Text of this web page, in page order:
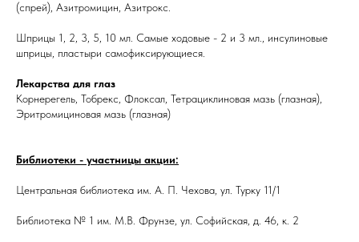
(спрей), Азитромицин, Азитрокс.
Шприцы 1, 2, 3, 5, 10 мл. Самые ходовые - 2 и 3 мл., инсулиновые
шприцы, пластыри самофиксирующиеся.
Лекарства для глаз
Корнерегель, Тобрекс, Флоксал, Тетрациклиновая мазь (глазная),
Эритромициновая мазь (глазная)
Библиотеки - участницы акции:
Центральная библиотека им. А. П. Чехова, ул. Турку 11/1
Библиотека № 1 им. М.В. Фрунзе, ул. Софийская, д. 46, к. 2